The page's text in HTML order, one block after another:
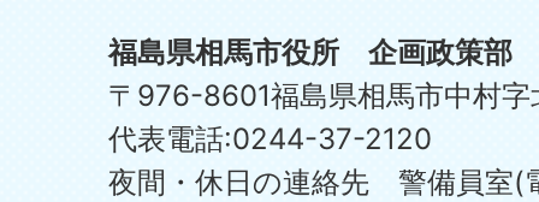
福島県相馬市役所 企画政策部
〒976-8601福島県相馬市中村
代表電話:0244-37-2120
夜間・休日の連絡先 警備員室